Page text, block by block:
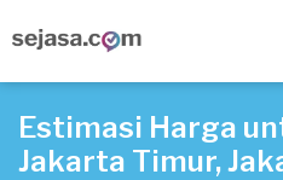
Estimasi Harga
Jakarta Timur,